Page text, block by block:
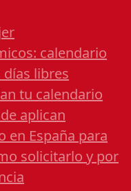
calendario
libres
tu calendario
aplican
en España para
solicitarlo y por